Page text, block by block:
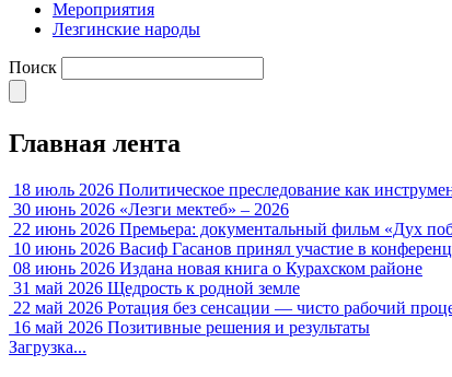
Мероприятия
Лезгинские народы
Поиск
Главная лента
18 июль 2026 Политическое преследование как
30 июнь 2026 «Лезги мектеб» – 2026
22 июнь 2026 Премьера: документальный фильм «Дух
10 июнь 2026 Васиф Гасанов принял участие в
08 июнь 2026 Издана новая книга о Курахском районе
31 май 2026 Щедрость к родной земле
22 май 2026 Ротация без сенсации — чисто рабочий
16 май 2026 Позитивные решения и результаты
Загрузка...